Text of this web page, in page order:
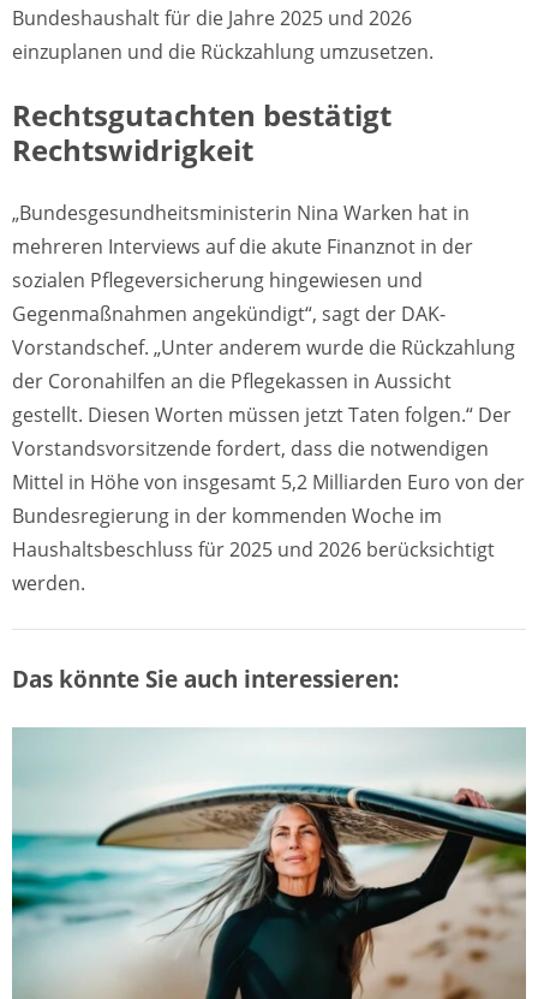
Bundeshaushalt für die Jahre 2025 und 2026
einzuplanen und die Rückzahlung umzusetzen.
Rechtsgutachten bestätigt
Rechtswidrigkeit
„Bundesgesundheitsministerin Nina Warken hat in
mehreren Interviews auf die akute Finanznot in der
sozialen Pflegeversicherung hingewiesen und
Gegenmaßnahmen angekündigt“, sagt der DAK-
Vorstandschef. „Unter anderem wurde die Rückzahlung
der Coronahilfen an die Pflegekassen in Aussicht
gestellt. Diesen Worten müssen jetzt Taten folgen.“ Der
Vorstandsvorsitzende fordert, dass die notwendigen
Mittel in Höhe von insgesamt 5,2 Milliarden Euro von der
Bundesregierung in der kommenden Woche im
Haushaltsbeschluss für 2025 und 2026 berücksichtigt
werden.
Das könnte Sie auch interessieren: